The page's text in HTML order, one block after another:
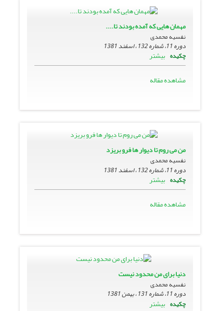
مهمان هایی که آمده بودند تا....
نفسیه محمدی
دوره 11، شماره 132 ، اسفند 1381
چکیده بیشتر
مشاهده مقاله
من می روم تا دیوار ها فرو بریزد
نفسیه محمدی
دوره 11، شماره 132 ، اسفند 1381
چکیده بیشتر
مشاهده مقاله
دنیا براى من محدود نیست
نفسیه محمدی
دوره 11، شماره 131 ، بهمن 1381
چکیده بیشتر